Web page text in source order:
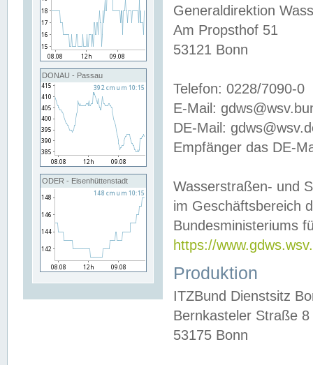
DONAU - Passau
ODER - Eisenhüttenstadt
Generaldirektion
Am Propsthof 51
53121 Bonn
Telefon: 0228/7090-0
E-Mail:
DE-Mail:
Empfänger das DE-
Wasserstraßen- und
im Geschäftsbereich
Bundesministeriums
https://
Produktion
ITZBund Dienstsitz
Bernkasteler Straße 8
53175 Bonn